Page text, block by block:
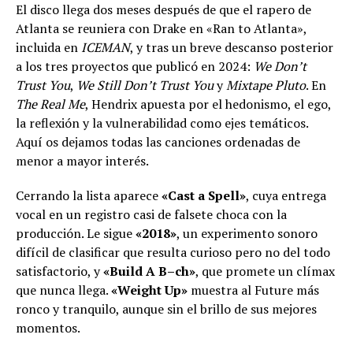
El disco llega dos meses después de que el rapero de
Atlanta se reuniera con Drake en «Ran to Atlanta»,
incluida en ICEMAN, y tras un breve descanso posterior
a los tres proyectos que publicó en 2024: We Don’t
Trust You, We Still Don’t Trust YouyMixtape Pluto. En
The Real Me, Hendrix apuesta por el hedonismo, el ego,
la reflexión y la vulnerabilidad como ejes temáticos.
Aquí os dejamos todas las canciones ordenadas de
menor a mayor interés.
Cerrando la lista aparece«Cast a Spell», cuya entrega
vocal en un registro casi de falsete choca con la
producción. Le sigue«2018», un experimento sonoro
difícil de clasificar que resulta curioso pero no del todo
satisfactorio, y«Build A B–ch», que promete un clímax
que nunca llega.«Weight Up» muestra al Future más
ronco y tranquilo, aunque sin el brillo de sus mejores
momentos.